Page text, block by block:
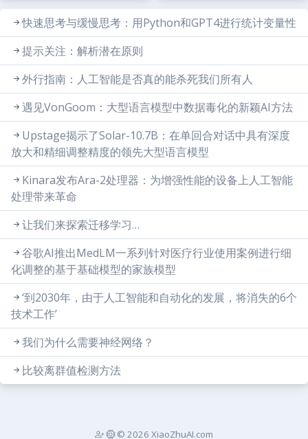
快速思考与缓慢思考：用Python和GPT4进行统计变量性
提示关注：解析潜在原则
外行指南：人工智能是否真的能杀死我们所有人
遇见VonGoom：大型语言模型中数据毒化的新颖AI方法
Upstage揭示了Solar-10.7B：在单回合对话中具有深度
放大和精细调整精度的领先大型语言模型
Kinara发布Ara-2处理器：为增强性能的设备上人工智能
处理带来革命
让我们来探索迁移学习…
谷歌AI推出MedLM一系列针对医疗行业使用案例进行细
化调整的基于基础模型的家族模型
‘到2030年，由于人工智能和自动化的发展，将消失的6个
技术工作’
我们为什么需要神经网络？
比较离群值检测方法
© 2026 XiaoZhuAI.com